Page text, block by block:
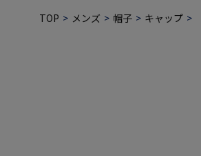
TOP メンズ 帽子 キャップ